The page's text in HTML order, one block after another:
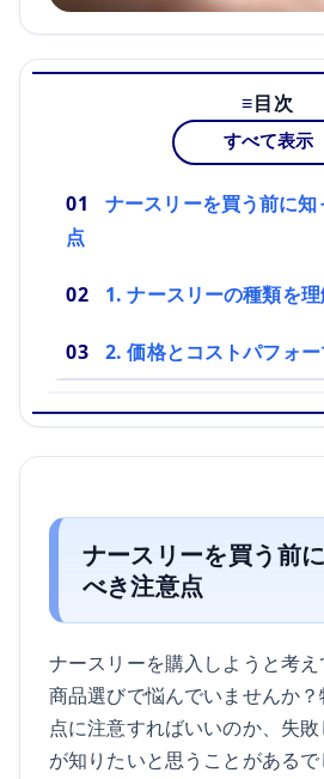
目次
すべて表示
ナースリーを買う前に
点
1. ナースリーの種類を
2. 価格とコストパフォ
ナースリーを買う前
べき注意点
ナースリーを購入しようと考え
商品選びで悩んでいませんか
点に注意すればいいのか、失
が知りたいと思うことがある